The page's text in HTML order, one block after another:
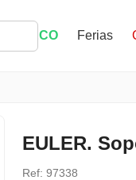
ECO Ferias
EULER.
Ref: 97338